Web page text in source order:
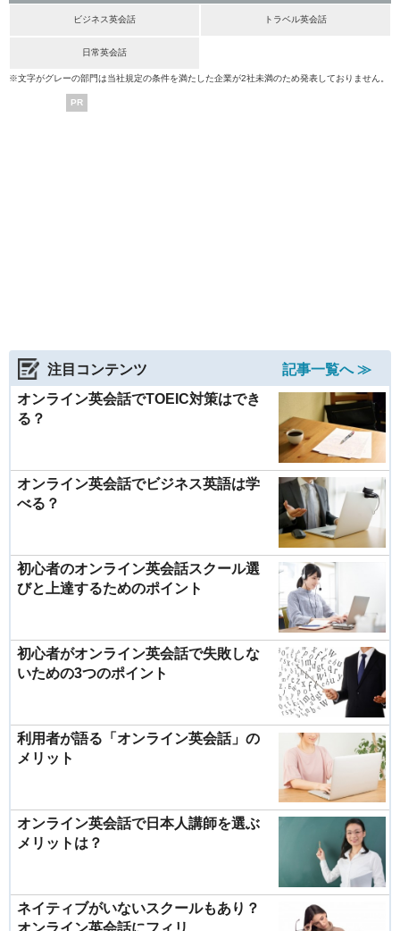
ビジネス英会話 トラベル英会話
日常英会話
※文字がグレーの部門は当社規定の条件を満たした企業が2社未満のため発表しておりません。
PR
注目コンテンツ
記事一覧へ ≫
オンライン英会話でTOEIC対策はでき
る？
オンライン英会話でビジネス英語は学
べる？
初心者のオンライン英会話スクール選
びと上達するためのポイント
初心者がオンライン英会話で失敗しな
いための3つのポイント
利用者が語る「オンライン英会話」の
メリット
オンライン英会話で日本人講師を選ぶ
メリットは？
ネイティブがいないスクールもあり？
オンライン英会話にフィリ...